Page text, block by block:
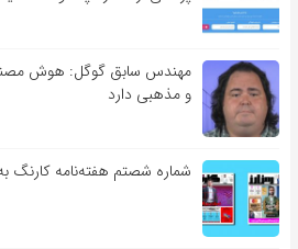
مهندس سابق گوگل: هوش
و مذهبی دارد
شماره شصتم هفته‌نامه کارنگ